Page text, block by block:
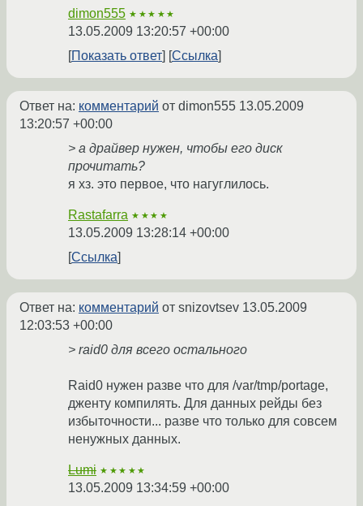
dimon555 ★★★★★
13.05.2009 13:20:57 +00:00
Показать ответ
Ссылка
Ответ на: комментарий от dimon555 13.05.2009
13:20:57 +00:00
> а драйвер нужен, чтобы его диск
прочитать?
я хз. это первое, что нагуглилось.
Rastafarra ★★★★
13.05.2009 13:28:14 +00:00
Ссылка
Ответ на: комментарий от snizovtsev 13.05.2009
12:03:53 +00:00
> raid0 для всего остального
Raid0 нужен разве что для /var/tmp/portage,
дженту компилять. Для данных рейды без
избыточности... разве что только для совсем
ненужных данных.
Lumi ★★★★★
13.05.2009 13:34:59 +00:00